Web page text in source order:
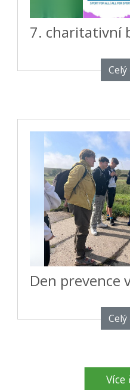
7. charitativní
Den prevence
Více